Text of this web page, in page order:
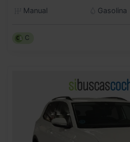
Manual
Gasolina
C